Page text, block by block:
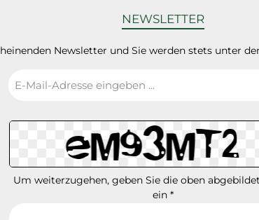
NEWSLETTER
Newsletter und Sie werden stets unter
Mail-
*
Um weiterzugehen, geben Sie die oben
ein *